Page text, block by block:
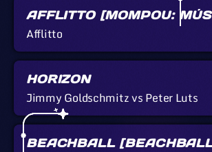
AFFLITTO [MOMPOU:
CALLADA]
Afflitto
HORIZON
Jimmy Goldschmitz vs Peter Luts
BEACHBALL